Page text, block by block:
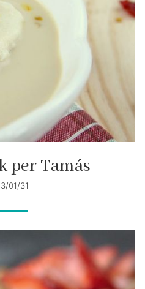
per Tamás
01/31